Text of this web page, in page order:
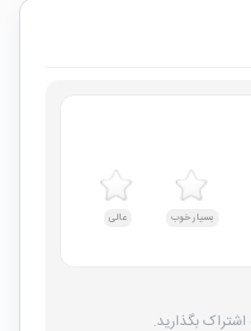
بسیار خوب عالی
بگذارید.